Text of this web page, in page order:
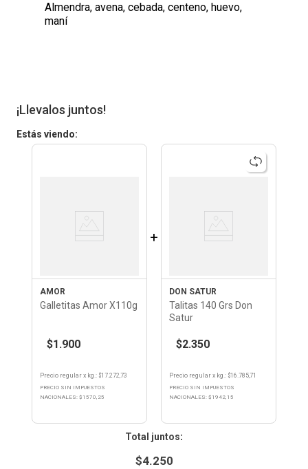
Almendra, avena, cebada, centeno, huevo,
maní
¡Llevalos juntos!
Estás viendo:
AMOR
Galletitas Amor X110g
$1.900
Precio regular x kg.: $17.272,73
PRECIO SIN IMPUESTOS
NACIONALES: $ 1570,25
+
DON SATUR
Talitas 140 Grs Don
Satur
$2.350
Precio regular x kg.: $16.785,71
PRECIO SIN IMPUESTOS
NACIONALES: $ 1942,15
:
$4.250